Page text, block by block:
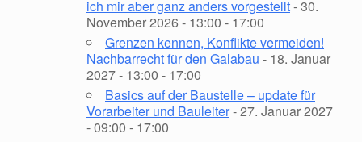
ich mir aber ganz anders vorgestellt- 30.
November 2026 - 13:00 - 17:00
Grenzen kennen, Konflikte vermeiden!
Nachbarrecht für den Galabau - 18. Januar
2027 - 13:00 - 17:00
Basics auf der Baustelle – update für
Vorarbeiter und Bauleiter- 27. Januar 2027
- 09:00 - 17:00